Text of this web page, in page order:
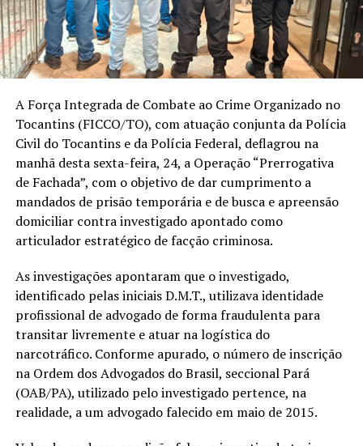
A Força Integrada de Combate ao Crime Organizado no
Tocantins (FICCO/TO), com atuação conjunta da Polícia
Civil do Tocantins e da Polícia Federal, deflagrou na
manhã desta sexta-feira, 24, a Operação “Prerrogativa
de Fachada”, com o objetivo de dar cumprimento a
mandados de prisão temporária e de busca e apreensão
domiciliar contra investigado apontado como
articulador estratégico de facção criminosa.
As investigações apontaram que o investigado,
identificado pelas iniciais D.M.T., utilizava identidade
profissional de advogado de forma fraudulenta para
transitar livremente e atuar na logística do
narcotráfico. Conforme apurado, o número de inscrição
na Ordem dos Advogados do Brasil, seccional Pará
(OAB/PA), utilizado pelo investigado pertence, na
realidade, a um advogado falecido em maio de 2015.